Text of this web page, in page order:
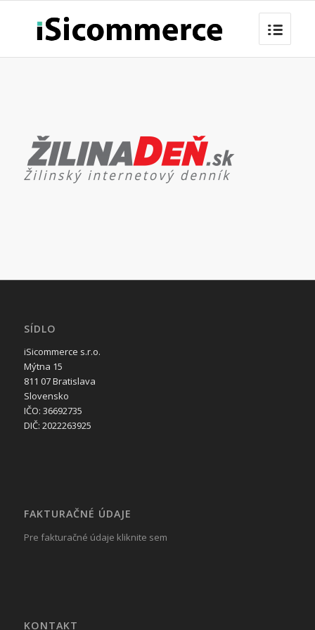
SÍDLO
iSicommerce s.r.o.
Mýtna 15
811 07 Bratislava
Slovensko
IČO: 36692735
DIČ: 2022263925
FAKTURAČNÉ ÚDAJE
Pre fakturačné údaje kliknite sem
KONTAKT